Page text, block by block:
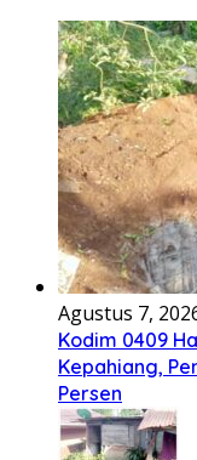
Agustus 7,
Kodim 0409
Kepahiang,
Persen